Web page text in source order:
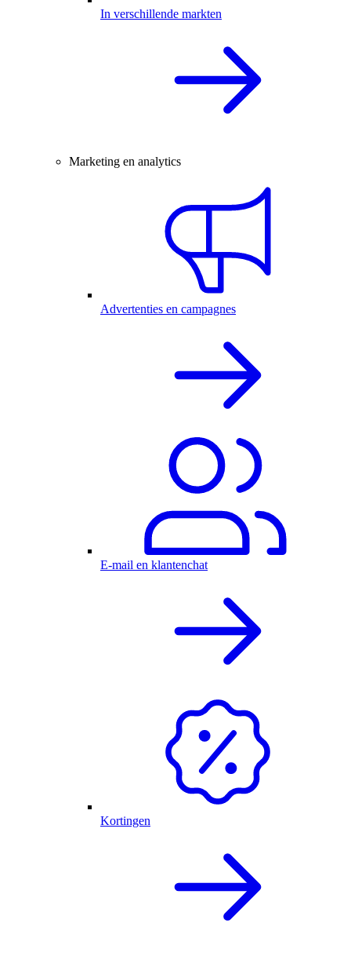
In verschillende markten
Marketing en analytics
Advertenties en campagnes
E-mail en klantenchat
Kortingen